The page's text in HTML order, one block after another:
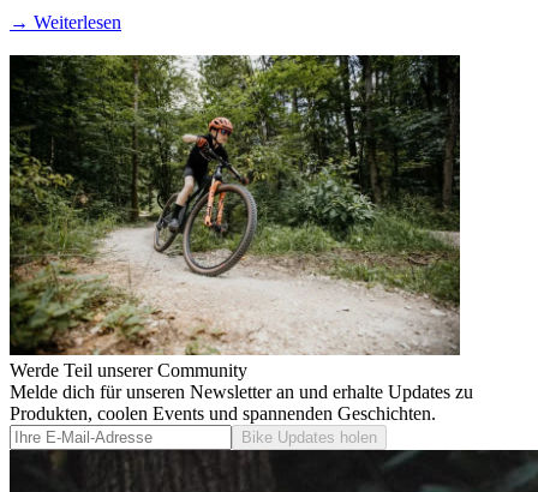
→ Weiterlesen
Werde Teil unserer Community
Melde dich für unseren Newsletter an und erhalte Updates zu
Produkten, coolen Events und spannenden Geschichten.
Bike Updates holen